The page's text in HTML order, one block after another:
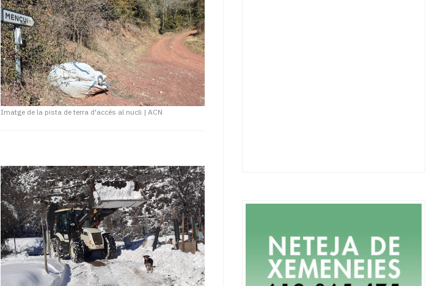
Imatge de la pista de terra d'accés al nucli | ACN